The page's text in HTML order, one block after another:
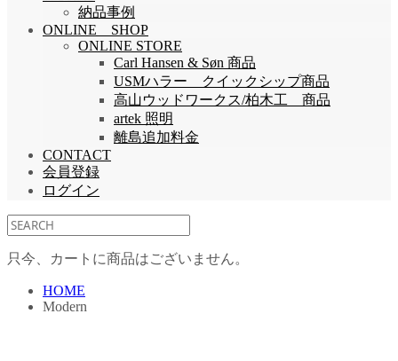
納品事例
ONLINE SHOP
ONLINE STORE
Carl Hansen & Søn 商品
USMハラー クイックシップ商品
高山ウッドワークス/柏木工 商品
artek 照明
離島追加料金
CONTACT
会員登録
ログイン
只今、カートに商品はございません。
HOME
Modern